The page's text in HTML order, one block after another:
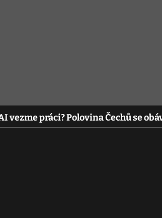
vezme práci? Polovina Čechů se